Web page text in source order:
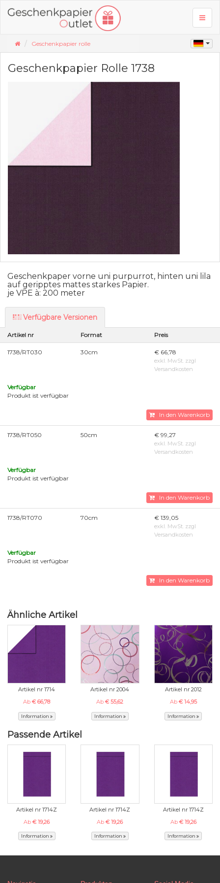
Geschenkpapier rolle
Geschenkpapier Rolle 1738
Geschenkpaper vorne uni purpurrot, hinten uni lila
auf geripptes mattes starkes Papier.
je VPE à: 200 meter
Verfügbare Versionen
Artikel nr Format Preis
1738/RT030 30cm € 66,78
exkl. MwSt. zzgl
Versandkosten
Verfügbar
Produkt ist verfügbar
In den Warenkorb
1738/RT050 50cm € 99,27
exkl. MwSt. zzgl
Versandkosten
Verfügbar
Produkt ist verfügbar
In den Warenkorb
1738/RT070 70cm € 139,05
exkl. MwSt. zzgl
Versandkosten
Verfügbar
Produkt ist verfügbar
In den Warenkorb
Ähnliche Artikel
Artikel nr 1714
Ab€ 66,78
Information
Artikel nr 2004
Ab€ 55,62
Information
Artikel nr 2012
Ab € 14,95
Information
Passende Artikel
Artikel nr 1714Z
Ab€ 19,26
Information
Artikel nr 1714Z
Ab€ 19,26
Information
Artikel nr 1714Z
Ab € 19,26
Information